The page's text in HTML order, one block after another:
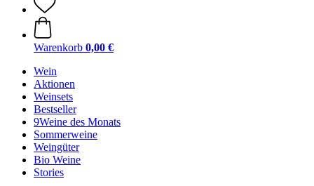
Warenkorb 0,00 €
Wein
Aktionen
Weinsets
Bestseller
9Weine des Monats
Sommerweine
Weingüter
Bio Weine
Stories